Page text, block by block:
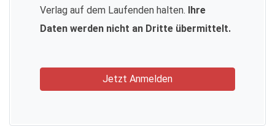
Verlag auf dem Laufenden halten. Ihre
Daten werden nicht an Dritte übermittelt.
Jetzt Anmelden